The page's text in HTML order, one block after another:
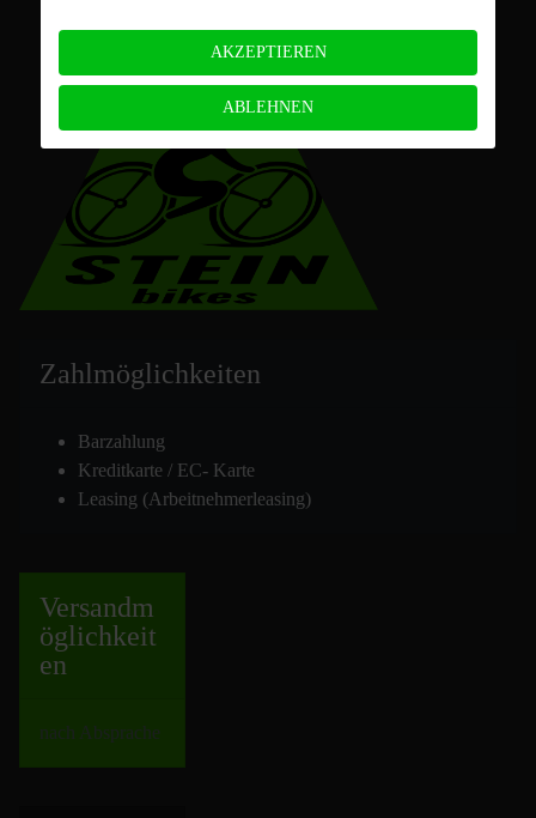
Zahlmöglichkeiten
Barzahlung
Kreditkarte / EC- Karte
Leasing (Arbeitnehmerleasing)
Versandm
öglichkeit
en
nach Absprache
AKZEPTIEREN
ABLEHNEN